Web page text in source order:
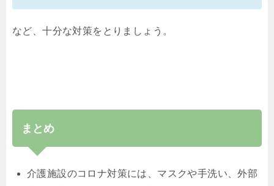
など、十分な対策をとりましょう。
まとめ
介護施設のコロナ対策には、マスクや手洗い、外部